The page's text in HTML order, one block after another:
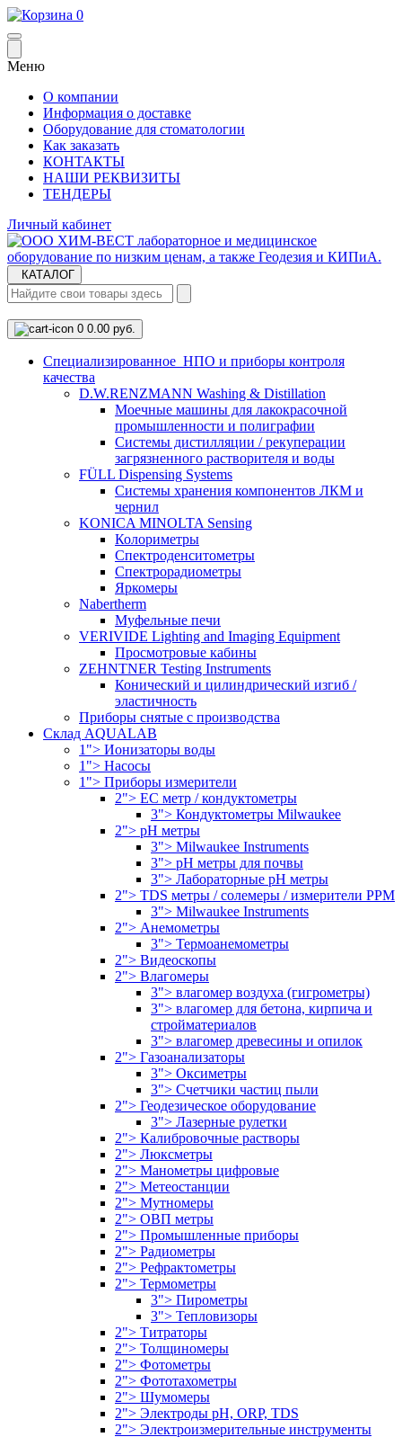
0
Меню
О компании
Информация о доставке
Оборудование для стоматологии
Как заказать
КОНТАКТЫ
НАШИ РЕКВИЗИТЫ
ТЕНДЕРЫ
Личный кабинет
КАТАЛОГ
0 0.00 руб.
Cпециализированное НПО и приборы контроля
качества
D.W.RENZMANN Washing & Distillation
Моечные машины для лакокрасочной
промышленности и полиграфии
Системы дистилляции / рекуперации
загрязненного растворителя и воды
FÜLL Dispensing Systems
Системы хранения компонентов ЛКМ и
чернил
KONICA MINOLTA Sensing
Колориметры
Спектроденситометры
Спектрорадиометры
Яркомеры
Nabertherm
Муфельные печи
VERIVIDE Lighting and Imaging Equipment
Просмотровые кабины
ZEHNTNER Testing Instruments
Конический и цилиндрический изгиб /
эластичность
Приборы снятые с производства
Склад AQUALAB
1"> Ионизаторы воды
1"> Насосы
1"> Приборы измерители
2"> EC метр / кондуктометры
3"> Кондуктометры Milwaukee
2"> pH метры
3"> Milwaukee Instruments
3"> pH метры для почвы
3"> Лабораторные pH метры
2"> TDS метры / солемеры / измерители PPM
3"> Milwaukee Instruments
2"> Анемометры
3"> Термоанемометры
2"> Видеоскопы
2"> Влагомеры
3"> влагомер воздуха (гигрометры)
3"> влагомер для бетона, кирпича и
стройматериалов
3"> влагомер древесины и опилок
2"> Газоанализаторы
3"> Оксиметры
3"> Счетчики частиц пыли
2"> Геодезическое оборудование
3"> Лазерные рулетки
2"> Калибровочные растворы
2"> Люксметры
2"> Манометры цифровые
2"> Метеостанции
2"> Мутномеры
2"> ОВП метры
2"> Промышленные приборы
2"> Радиометры
2"> Рефрактометры
2"> Термометры
3"> Пирометры
3"> Тепловизоры
2"> Титраторы
2"> Толщиномеры
2"> Фотометры
2"> Фототахометры
2"> Шумомеры
2"> Электроды pH, ORP, TDS
2"> Электроизмерительные инструменты